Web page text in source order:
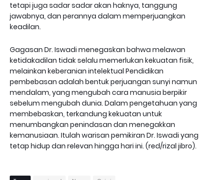
tetapi juga sadar sadar akan haknya, tanggung
jawabnya, dan perannya dalam memperjuangkan
keadilan.
Gagasan Dr. Iswadi menegaskan bahwa melawan
ketidakadilan tidak selalu memerlukan kekuatan fisik,
melainkan keberanian intelektual Pendidikan
pembebasan adalah bentuk perjuangan sunyi namun
mendalam, yang mengubah cara manusia berpikir
sebelum mengubah dunia. Dalam pengetahuan yang
membebaskan, terkandung kekuatan untuk
menumbangkan penindasan dan menegakkan
kemanusiaan. Itulah warisan pemikiran Dr. Iswadi yang
tetap hidup dan relevan hingga hari ini. (red/rizal jibro).